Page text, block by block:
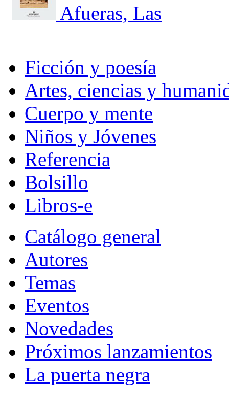
Afueras, Las
Ficción y poesía
Artes, ciencias y
Cuerpo y mente
Niños y Jóvenes
Referencia
Bolsillo
Libros-e
Catálogo general
Autores
Temas
Eventos
Novedades
Próximos lanzamientos
La puerta negra